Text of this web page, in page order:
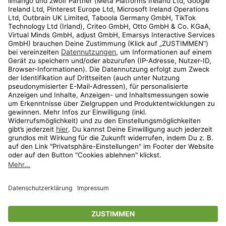
Kundenservice
Shop
Aktionen
Travel
* Streichpreise entsprechen der unverbindlichen Preisempfehlung des